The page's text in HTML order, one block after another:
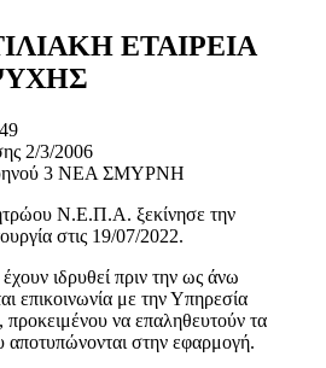
ΕΤΑΙΡΕΙΑ
2/3/2006
3 ΝΕΑ ΣΜΥΡΝΗ
Ν.Ε.Π.Α. ξεκίνησε την
στις 19/07/2022.
έχουν ιδρυθεί πριν την ως άνω
επικοινωνία με την Υπηρεσία
να επαληθευτούν τα
αποτυπώνονται στην εφαρμογή.